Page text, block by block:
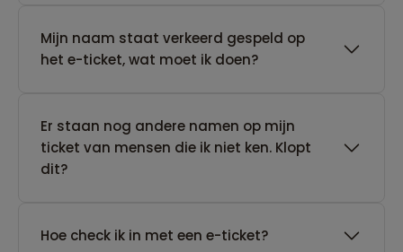
Mijn naam staat verkeerd gespeld op
het e-ticket, wat moet ik doen?
Er staan nog andere namen op mijn
ticket van mensen die ik niet ken. Klopt
dit?
Hoe check ik in met een e-ticket?